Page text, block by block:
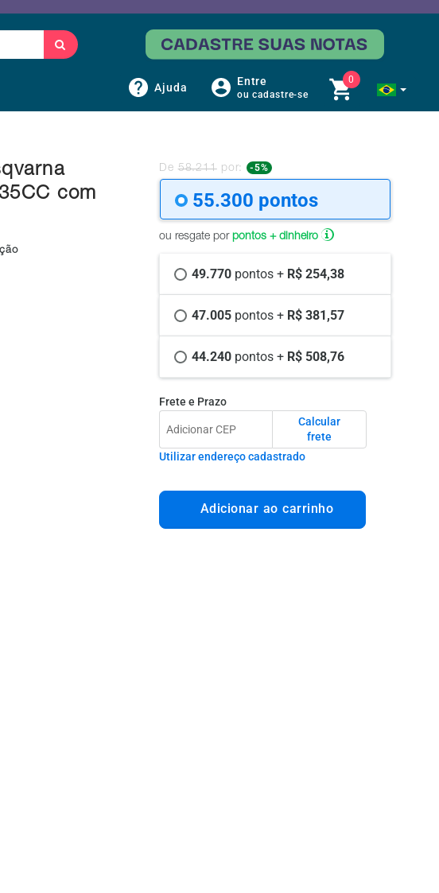
Ajuda Entre
ou cadastre-se
0
com
De 58.211por: -5%
55.300 pontos
ou resgate por pontos + dinheiro
49.770 pontos + R$ 254,38
47.005 pontos + R$ 381,57
44.240 pontos + R$ 508,76
Frete e Prazo
Calcular
frete
Utilizar endereço cadastrado
Adicionar ao carrinho